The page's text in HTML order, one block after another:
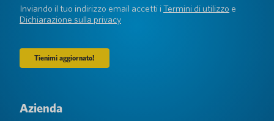
(Obbligatorio)
Inviando il tuo indirizzo email accetti iTermini di utilizzo e
Dichiarazione sulla privacy
Azienda